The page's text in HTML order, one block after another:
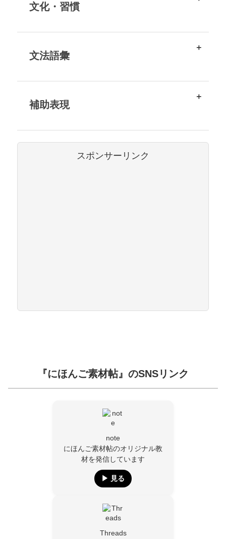
文化・習慣
文法語彙
補助表現
スポンサーリンク
『にほんご素材帖』のSNSリンク
note
にほんご素材帖のオリジナル教
材を発信しています
▶︎ 見る
Threads